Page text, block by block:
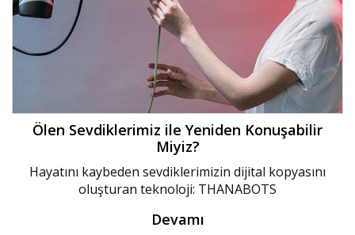
Ölen Sevdiklerimiz ile Yeniden Konuşabilir
Miyiz?
Hayatını kaybeden sevdiklerimizin dijital kopyasını
oluşturan teknoloji: THANABOTS
Devamı